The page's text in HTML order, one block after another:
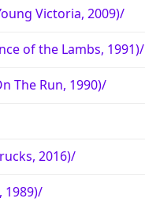
Victoria, 2009)/
of the Lambs, 1991)/
The Run, 1990)/
2016)/
1989)/